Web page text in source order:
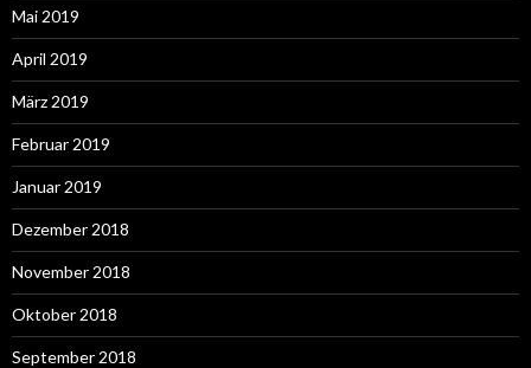
Mai 2019
April 2019
März 2019
Februar 2019
Januar 2019
Dezember 2018
November 2018
Oktober 2018
September 2018